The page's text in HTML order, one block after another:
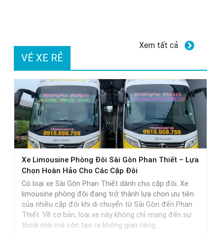
xe
tô
GETF1:
quả
thực
tế
VÉ XE RẺ
Xem tất cả
Xe Limousine Phòng Đôi Sài Gòn Phan Thiết – Lựa
Chọn Hoàn Hảo Cho Các Cặp Đôi
Có loại xe Sài Gòn Phan Thiết dành cho cặp đôi. Xe
limousine phòng đôi đang trở thành lựa chọn ưu tiên
của nhiều cặp đôi khi di chuyển từ Sài Gòn đến Phan
Thiết. Về cơ bản, loại xe này không chỉ mang đến sự
thoải mái mà còn tạo ra không gian riêng…